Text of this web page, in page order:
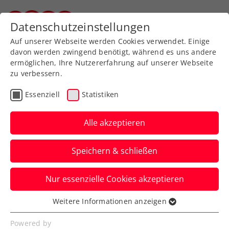
Zurück zur Newsübersicht
Allgemeine Klasse
Steirische
Tennisfestspiele in Bruck
an der Mur
Mit dem großen Finaltag gingen die
Steirischen Landesmeisterschaften aller
Datenschutzeinstellungen
Auf unserer Webseite werden Cookies verwendet. Einige
davon werden zwingend benötigt, während es uns andere
ermöglichen, Ihre Nutzererfahrung auf unserer Webseite
zu verbessern.
Essenziell Statistiken
Alle akzeptieren
Speichern & schließen
Nur essenzielle Cookies akzeptieren
Essenziell
Essenzielle Cookies werden für grundlegende
Weitere Informationen anzeigen
Powered by